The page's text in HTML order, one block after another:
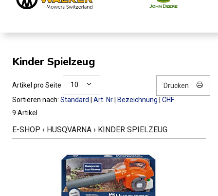
Kinder Spielzeug
Artikel pro Seite 10
Drucken
Sortieren nach: Standard Art. Nr Bezeichnung
CHF
9 Artikel
E-SHOP › HUSQVARNA › KINDER SPIELZEUG